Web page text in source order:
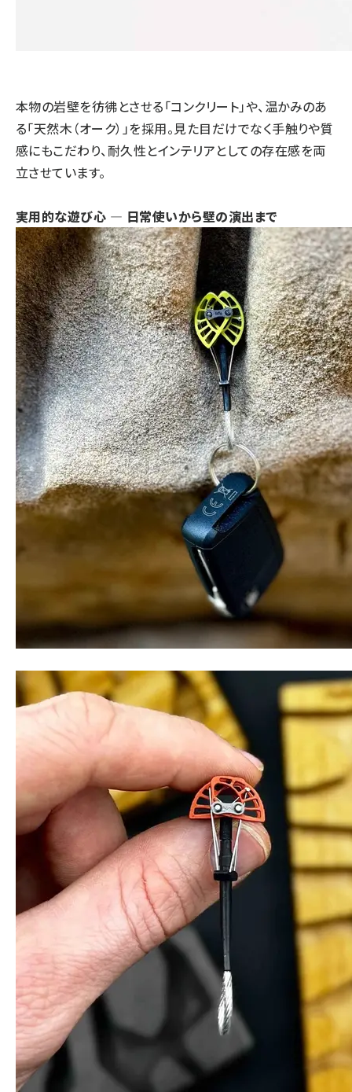
本物の岩壁を彷彿とさせる「コンクリート」や、温かみのあ
る「天然木（オーク）」を採用。見た目だけでなく手触りや質
感にもこだわり、耐久性とインテリアとしての存在感を両
立させています。
実用的な遊び心 ― 日常使いから壁の演出まで